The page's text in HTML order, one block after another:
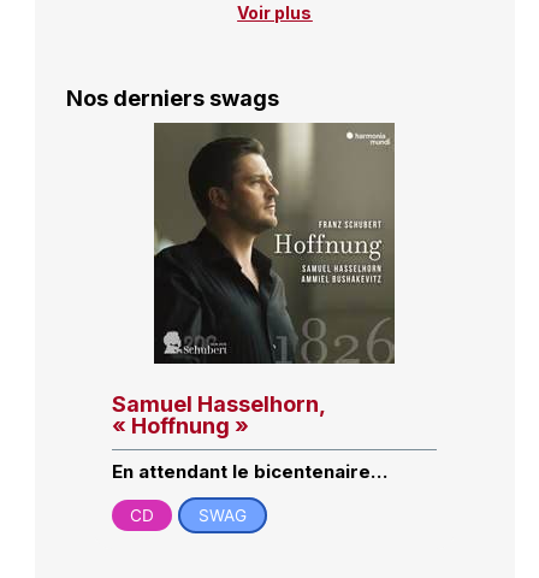
Voir plus
Nos derniers swags
Samuel Hasselhorn,
« Hoffnung »
En attendant le bicentenaire…
CD SWAG